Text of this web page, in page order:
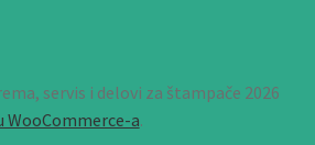
servis i delovi za štampače 2026
WooCommerce-a.